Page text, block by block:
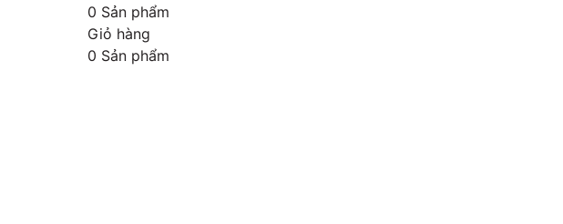
0 Sản phẩm
Giỏ hàng
0 Sản phẩm